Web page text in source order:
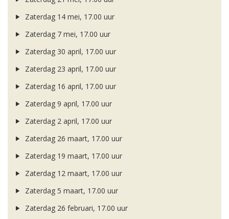
Zaterdag 14 mei, 17.00 uur
Zaterdag 7 mei, 17.00 uur
Zaterdag 30 april, 17.00 uur
Zaterdag 23 april, 17.00 uur
Zaterdag 16 april, 17.00 uur
Zaterdag 9 april, 17.00 uur
Zaterdag 2 april, 17.00 uur
Zaterdag 26 maart, 17.00 uur
Zaterdag 19 maart, 17.00 uur
Zaterdag 12 maart, 17.00 uur
Zaterdag 5 maart, 17.00 uur
Zaterdag 26 februari, 17.00 uur